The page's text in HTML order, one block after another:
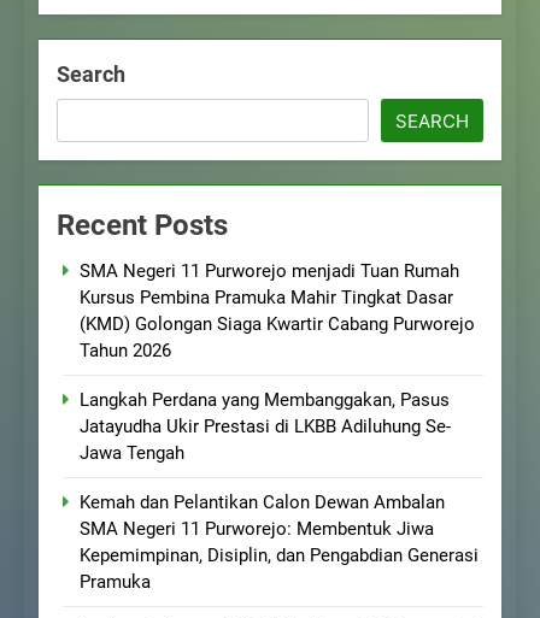
Search
SEARCH
Recent Posts
SMA Negeri 11 Purworejo menjadi Tuan Rumah
Kursus Pembina Pramuka Mahir Tingkat Dasar
(KMD) Golongan Siaga Kwartir Cabang Purworejo
Tahun 2026
Langkah Perdana yang Membanggakan, Pasus
Jatayudha Ukir Prestasi di LKBB Adiluhung Se-
Jawa Tengah
Kemah dan Pelantikan Calon Dewan Ambalan
SMA Negeri 11 Purworejo: Membentuk Jiwa
Kepemimpinan, Disiplin, dan Pengabdian Generasi
Pramuka